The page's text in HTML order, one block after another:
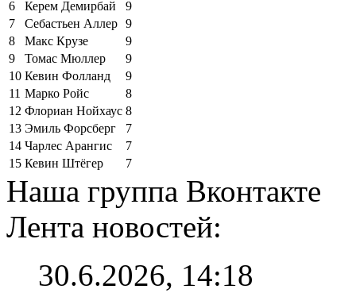
6
Керем Демирбай
9
7
Себастьен Аллер 9
8
Макс Крузе
9
9
Томас Мюллер
9
10 Кевин Фолланд
9
11 Марко Ройс
8
12 Флориан Нойхаус 8
13 Эмиль Форсберг
7
14 Чарлес Арангис
7
15 Кевин Штёгер 7
Наша группа Вконтакте
Лента новостей:
30.6.2026, 14:18